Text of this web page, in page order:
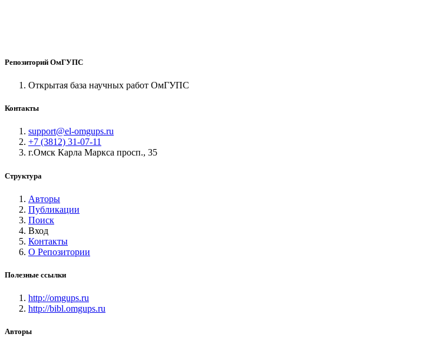
Репозиторий ОмГУПС
Открытая база научных работ ОмГУПС
Контакты
support@el-omgups.ru
+7 (3812) 31-07-11
г.Омск Карла Маркса просп., 35
Структура
Авторы
Публикации
Поиск
Вход
Контакты
О Репозитории
Полезные ссылки
http://omgups.ru
http://bibl.omgups.ru
Авторы